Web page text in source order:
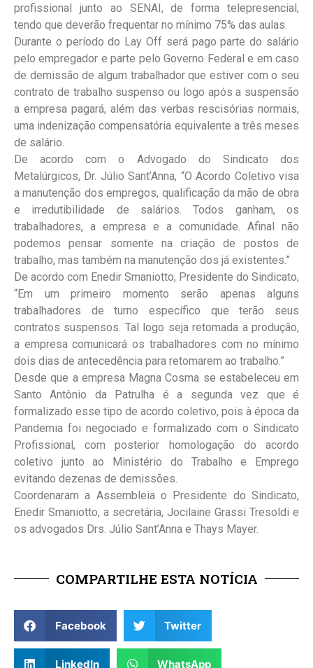
profissional junto ao SENAI, de forma telepresencial,
tendo que deverão frequentar no mínimo 75% das aulas.
Durante o período do Lay Off será pago parte do salário
pelo empregador e parte pelo Governo Federal e em caso
de demissão de algum trabalhador que estiver com o seu
contrato de trabalho suspenso ou logo após a suspensão
a empresa pagará, além das verbas rescisórias normais,
uma indenização compensatória equivalente a três meses
de salário.
De acordo com o Advogado do Sindicato dos
Metalúrgicos, Dr. Júlio Sant’Anna, “O Acordo Coletivo visa
a manutenção dos empregos, qualificação da mão de obra
e irredutibilidade de salários. Todos ganham, os
trabalhadores, a empresa e a comunidade. Afinal não
podemos pensar somente na criação de postos de
trabalho, mas também na manutenção dos já existentes.”
De acordo com Enedir Smaniotto, Presidente do Sindicato,
“Em um primeiro momento serão apenas alguns
trabalhadores de turno específico que terão seus
contratos suspensos. Tal logo seja retomada a produção,
a empresa comunicará os trabalhadores com no mínimo
dois dias de antecedência para retomarem ao trabalho.”
Desde que a empresa Magna Cosma se estabeleceu em
Santo Antônio da Patrulha é a segunda vez que é
formalizado esse tipo de acordo coletivo, pois à época da
Pandemia foi negociado e formalizado com o Sindicato
Profissional, com posterior homologação do acordo
coletivo junto ao Ministério do Trabalho e Emprego
evitando dezenas de demissões.
Coordenaram a Assembleia o Presidente do Sindicato,
Enedir Smaniotto, a secretária, Jocilaine Grassi Tresoldi e
os advogados Drs. Júlio Sant’Anna e Thays Mayer.
COMPARTILHE ESTA NOTÍCIA
Facebook Twitter
LinkedIn WhatsApp